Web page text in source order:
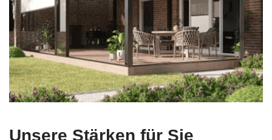
Unsere Stärken für Sie